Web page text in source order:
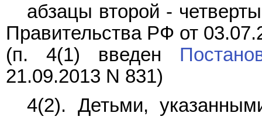
абзацы второй -
Правительства РФ от
(п. 4(1) введен
21.09.2013 N 831)
4(2). Детьми,